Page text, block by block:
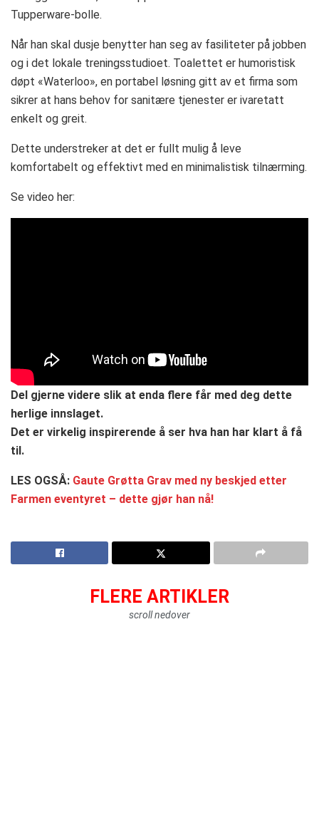
Tupperware-bolle.
Når han skal dusje benytter han seg av fasiliteter på jobben
og i det lokale treningsstudioet. Toalettet er humoristisk
døpt «Waterloo», en portabel løsning gitt av et firma som
sikrer at hans behov for sanitære tjenester er ivaretatt
enkelt og greit.
Dette understreker at det er fullt mulig å leve
komfortabelt og effektivt med en minimalistisk tilnærming.
Se video her:
Del gjerne videre slik at enda flere får med deg dette
herlige innslaget.
Det er virkelig inspirerende å ser hva han har klart å få
til.
LES OGSÅ: Gaute Grøtta Grav med ny beskjed etter
Farmen eventyret – dette gjør han nå!
FLERE ARTIKLER
scroll nedover